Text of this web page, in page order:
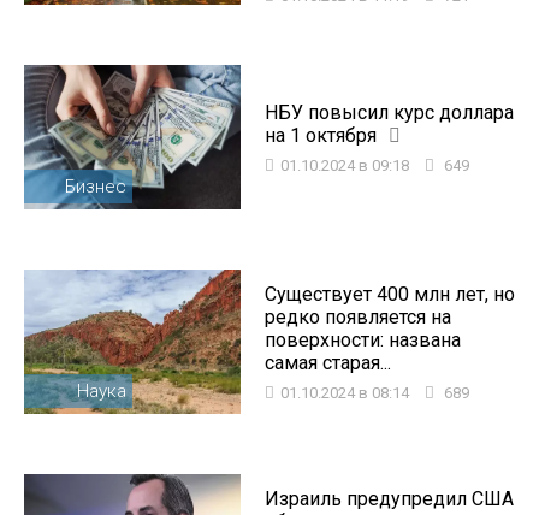
Бизнес
НБУ повысил курс доллара
на 1 октября
01.10.2024 в 09:18 649
Наука
Существует 400 млн лет, но
редко появляется на
поверхности: названа
самая старая...
01.10.2024 в 08:14 689
Израиль предупредил США